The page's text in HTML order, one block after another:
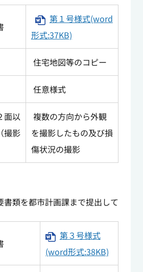
第１号様式(word
形式:37KB)
住宅地図等のコピー
任意様式
面以
撮影
複数の方向から外観
を撮影したもの及び損
傷状況の撮影
書類を都市計画課まで提出して
第３号様式
(word形式:38KB)